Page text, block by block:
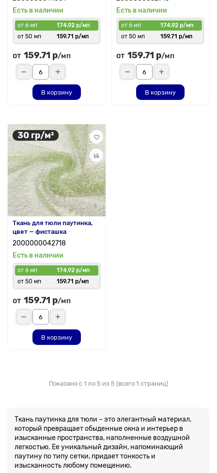
Есть в наличии
от 6 мп
174.92 р/мп
от 50 мп
159.71 р/мп
от 159.71 р/мп
В корзину
Есть в наличии
от 6 мп
174.92 р/мп
от 50 мп
159.71 р/мп
от 159.71 р/мп
В корзину
30 гр/м²
Ткань для тюли паутинка,
цвет — фисташка
2000000042718
Есть в наличии
от 6 мп
174.92 р/мп
от 50 мп
159.71 р/мп
от 159.71 р/мп
В корзину
Показано с 1 по 5 из 5 (всего 1 страниц)
Ткань паутинка для тюли – это элегантный материал,
который превращает обыденные окна и интерьер в
изысканные пространства, наполненные воздушной
легкостью. Ее уникальный дизайн, напоминающий
паутину по типу сетки, придает тонкость и
изысканность любому помещению.